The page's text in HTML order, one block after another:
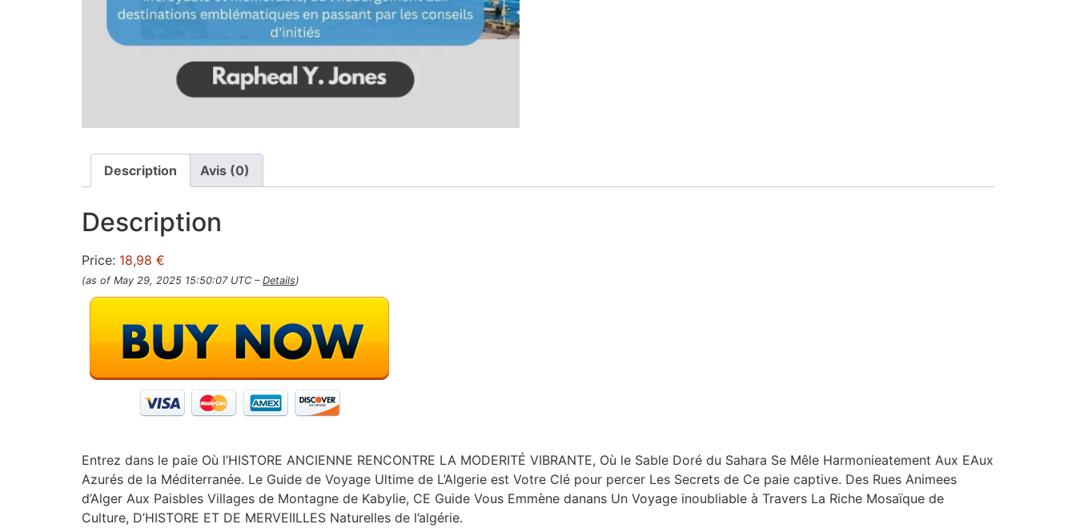
Description Avis (0)
Description
Price: 18,98 €
(as of May 29, 2025 15:50:07 UTC – Details)
Entrez dans le paie Où l’HISTORE ANCIENNE RENCONTRE LA MODERITÉ VIBRANTE, Où le Sable Doré du Sahara Se Mêle Harmonieatement Aux EAux
Azurés de la Méditerranée. Le Guide de Voyage Ultime de L’Algerie est Votre Clé pour percer Les Secrets de Ce paie captive. Des Rues Animees
d’Alger Aux Paisbles Villages de Montagne de Kabylie, CE Guide Vous Emmène danans Un Voyage inoubliable à Travers La Riche Mosaïque de
Culture, D’HISTORE ET DE MERVEIILLES Naturelles de l’algérie.